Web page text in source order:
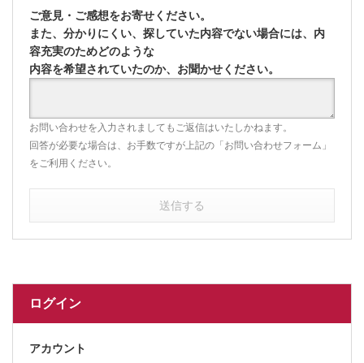
ご意見・ご感想をお寄せください。
また、分かりにくい、探していた内容でない場合には、内
容充実のためどのような
内容を希望されていたのか、お聞かせください。
お問い合わせを入力されましてもご返信はいたしかねます。
回答が必要な場合は、お手数ですが上記の「お問い合わせフォーム」
をご利用ください。
送信する
ログイン
アカウント